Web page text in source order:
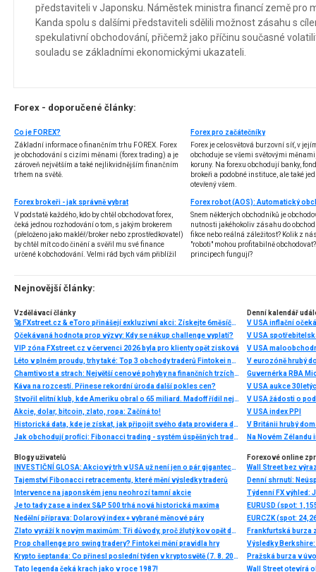
představiteli v Japonsku. Náměstek ministra financí země pro
Kanda spolu s dalšími představiteli sdělili možnost zásahu s
spekulativní obchodování, přičemž jako příčinu současné
souladu se základními ekonomickými ukazateli.
Forex - doporučené články:
Co je FOREX?
Základní informace o finančním trhu FOREX. Forex
je obchodování s cizími měnami (forex trading) a je
zároveň největším a také nejlikvidnějším finančním
trhem na světě.
Forex pro začátečníky
Forex je celosvětová burzovní síť, v
obchoduje se všemi světovými
koruny. Na forexu obchodují banky,
brokeři a podobné instituce, ale také
otevřený všem.
Forex brokeři - jak správně vybrat
V podstatě každého, kdo by chtěl obchodovat forex,
čeká jednou rozhodování o tom, s jakým brokerem
(přeloženo jako makléř/broker nebo zprostředkovatel)
by chtěl mít co do činění a svěřil mu své finance
určené k obchodování. Velmi rád bych vám přiblížil
několik příkladů nejznámějších z nich.
Snem některých obchodníků je
nutnosti jakéhokoliv zásahu do
fikce nebo reálná záležitost? Kolik z
"roboti" mohou profitabilně
principech fungují?
Nejnovější články:
Vzdělávací články
🚀 FXstreet.cz & eToro přinášejí exkluzivní akci: Získejte 6měsíční členství ve VIP zóně ZDARMA
Očekávaná hodnota prop výzvy: Kdy se nákup challenge vyplatí?
VIP zóna FXstreet.cz v červenci 2026 byla pro klienty opět zisková
Léto v plném proudu, trhy také: Top 3 obchody traderů Fintokei na indexech a zlatě
Chamtivost a strach: Největší cenové pohyby na finančních trzích (červenec 2026)
Káva na rozcestí. Přinese rekordní úroda další pokles cen?
Stvořil elitní klub, kde Ameriku obral o 65 miliard. Madoff řídil největší Ponzi dějin
Akcie, dolar, bitcoin, zlato, ropa: Začíná to!
Historická data, kde je získat, jak připojit svého data providera do MultiCharts a proč je budeme potřebovat? (4. díl)
Jak obchodují profíci: Fibonacci trading - systém úspěšných traderů
Denní kalendář
V USA inflační
V USA
V USA
V eurozóně hrubý
Guvernérka RBA
V USA aukce
V USA žádosti o
V USA index PPI
V Británii hrubý
Na Novém Zélandu
Blogy uživatelů
INVESTIČNÍ GLOSA: Akciový trh v USA už není jen o pár gigantech. To je dobrá zpráva
Tajemství Fibonacci retracementu, které mění výsledky traderů
Intervence na japonském jenu neohrozí tamní akcie
Je to tady zase a index S&P 500 trhá nová historická maxima
Nedělní příprava: Dolarový index + vybrané měnové páry
Zlato vyráží k novým maximům: Tři důvody, proč žlutý kov opět dominuje
Prop challenge pro swing tradery? Fintokei mění pravidla hry
Krypto šeptanda: Co přinesl poslední týden v kryptosvětě (7. 8. 2026)
Tato legenda čeká krach jako v roce 1987!
Forexové online
Wall Street bez
EURUSD (spot:
EURCZK (spot:
Frankfurtská burza
Výsledky
Pražská burza v
Wall Street otevírá